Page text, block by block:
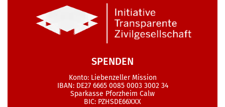
SPENDEN
Konto: Liebenzeller Mission
IBAN: DE27 6665 0085 0003 3002 34
Sparkasse Pforzheim Calw
BIC: PZHSDE66XXX